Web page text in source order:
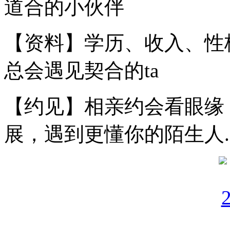
道合的小伙伴
【资料】学历、收入、
总会遇见契合的ta
【约见】相亲约会看眼
展，遇到更懂你的陌生人.